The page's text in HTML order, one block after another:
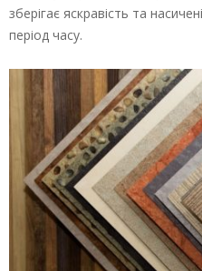
зберігає яскравість та
період часу.